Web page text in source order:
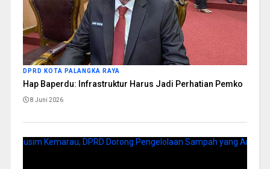
DPRD KOTA PALANGKA RAYA
Hap Baperdu: Infrastruktur Harus Jadi Perhatian Pemko
8 Juni 2026